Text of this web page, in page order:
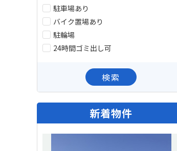
駐車場あり
バイク置場あり
駐輪場
24時間ゴミ出し可
検索
新着物件